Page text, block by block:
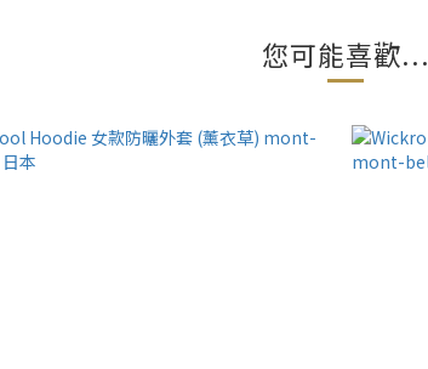
您可能喜歡...